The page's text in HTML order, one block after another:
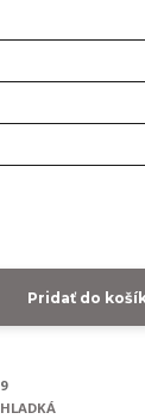
Pridať do
9
HLADKÁ